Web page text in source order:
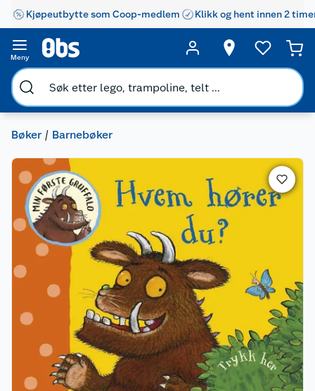
Kjøpeutbytte som Coop-medlem Klikk og hent innen 2
Meny
Bøker Barnebøker